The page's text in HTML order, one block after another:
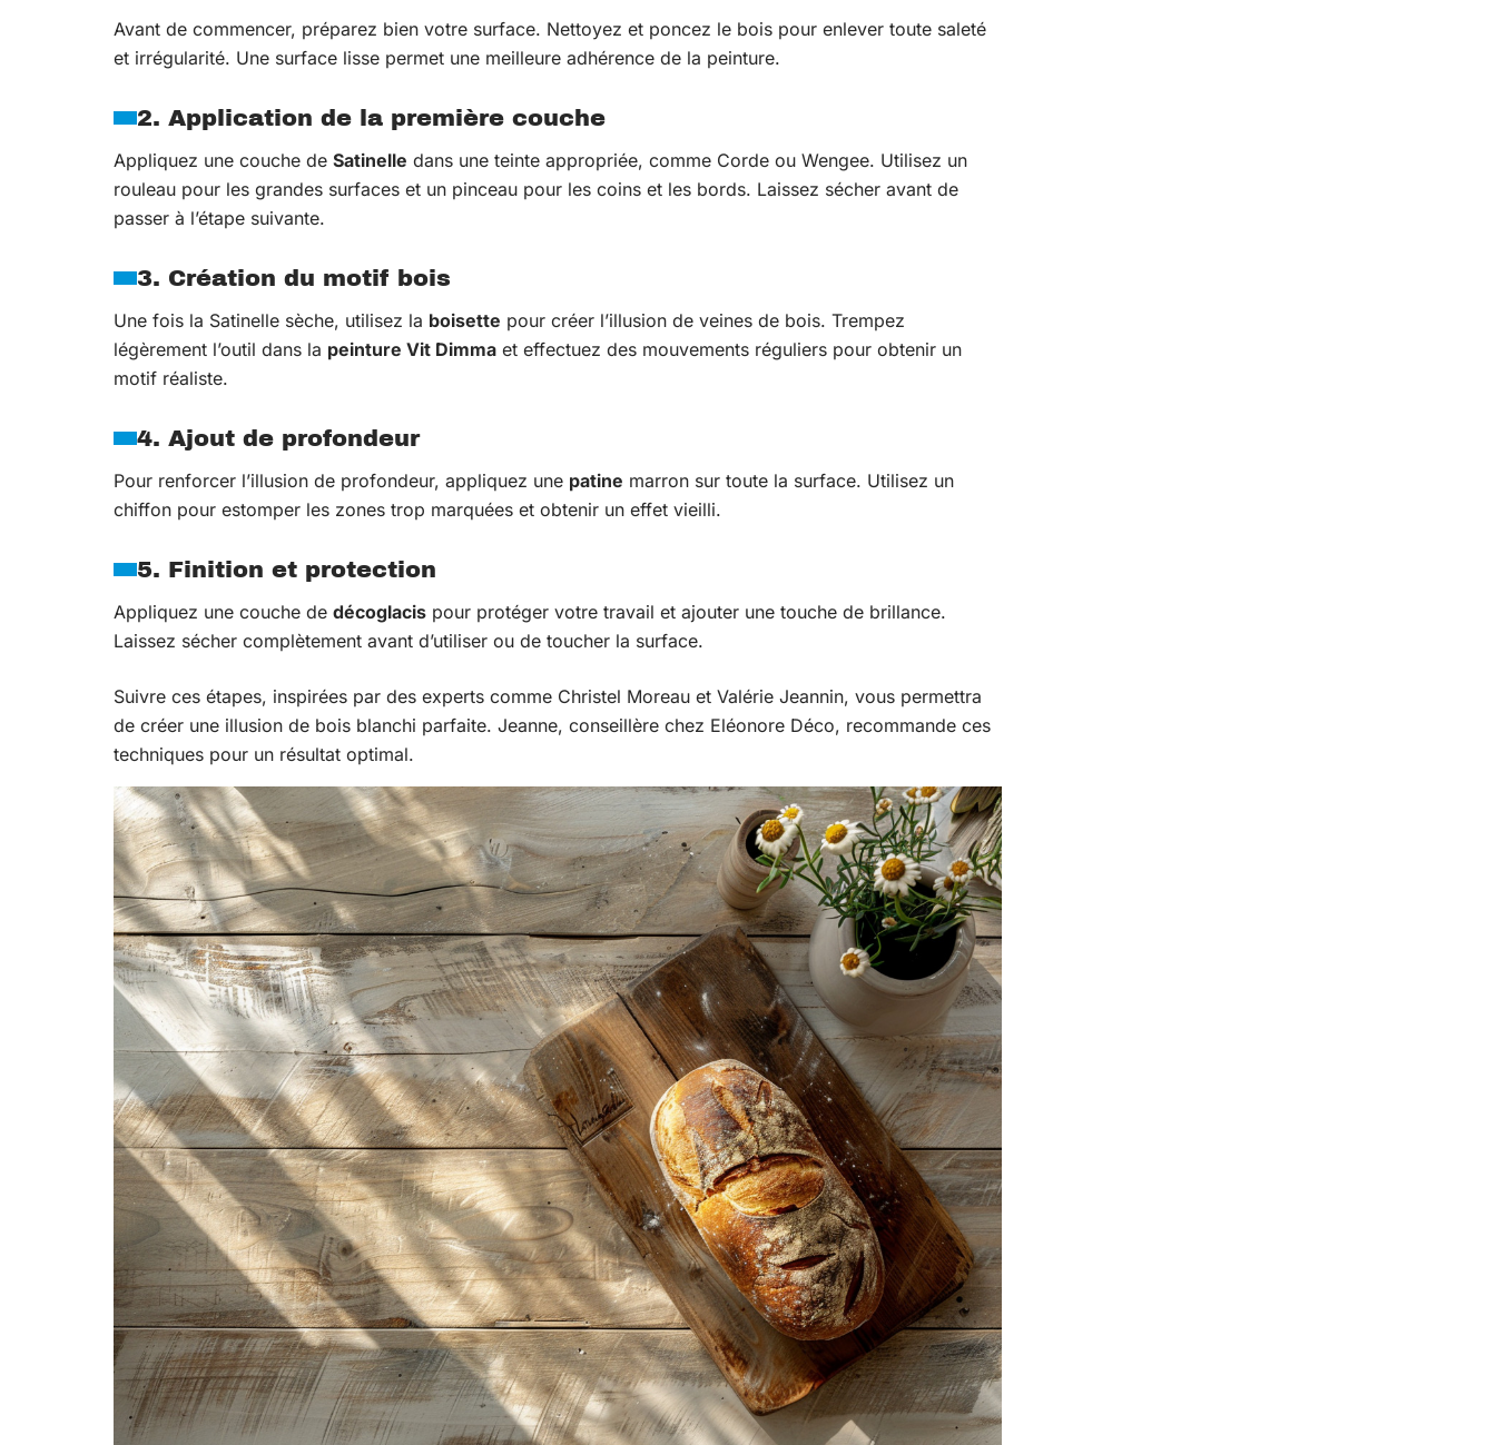
Avant de commencer, préparez bien votre surface. Nettoyez et poncez le bois pour enlever toute saleté
et irrégularité. Une surface lisse permet une meilleure adhérence de la peinture.
2. Application de la première couche
Appliquez une couche de Satinelle dans une teinte appropriée, comme Corde ou Wengee. Utilisez un
rouleau pour les grandes surfaces et un pinceau pour les coins et les bords. Laissez sécher avant de
passer à l’étape suivante.
3. Création du motif bois
Une fois la Satinelle sèche, utilisez la boisette pour créer l’illusion de veines de bois. Trempez
légèrement l’outil dans la peinture Vit Dimma et effectuez des mouvements réguliers pour obtenir un
motif réaliste.
4. Ajout de profondeur
Pour renforcer l’illusion de profondeur, appliquez une patine marron sur toute la surface. Utilisez un
chiffon pour estomper les zones trop marquées et obtenir un effet vieilli.
5. Finition et protection
Appliquez une couche de décoglacis pour protéger votre travail et ajouter une touche de brillance.
Laissez sécher complètement avant d’utiliser ou de toucher la surface.
Suivre ces étapes, inspirées par des experts comme Christel Moreau et Valérie Jeannin, vous permettra
de créer une illusion de bois blanchi parfaite. Jeanne, conseillère chez Eléonore Déco, recommande ces
techniques pour un résultat optimal.